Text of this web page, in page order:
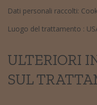
Dati personali raccolti:
Luogo del trattamento :
ULTERIORI
SUL